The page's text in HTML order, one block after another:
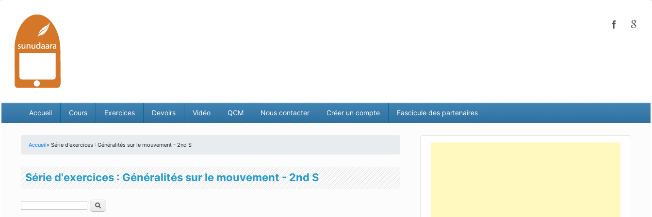
Accueil Cours Exercices Devoirs Vidéo QCM Nous contacter Créer un compte Fascicule des partenaires
Accueil» Série d'exercices : Généralités sur le mouvement - 2nd S
Série d'exercices : Généralités sur le mouvement - 2nd S
Rechercher